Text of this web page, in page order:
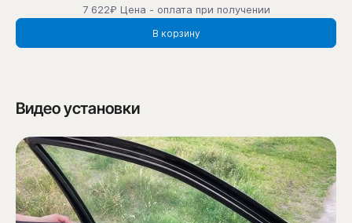
7 622₽ Цена - оплата при получении
В корзину
Видео установки